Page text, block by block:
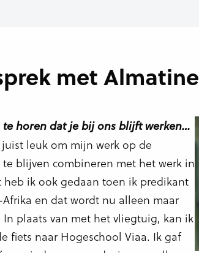
met Almatine
horen dat je bij ons blijft werken…
leuk om mijn werk op de
blijven combineren met het werk in
heb ik ook gedaan toen ik predikant
en dat wordt nu alleen maar
In plaats van met het vliegtuig, kan ik
fiets naar Hogeschool Viaa. Ik gaf